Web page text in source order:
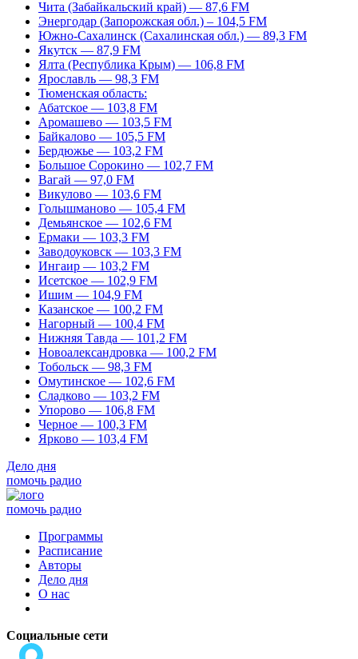
Чита (Забайкальский край) — 87,6 FM
Энергодар (Запорожская обл.) – 104,5 FM
Южно-Сахалинск (Сахалинская обл.) — 89,3 FM
Якутск — 87,9 FM
Ялта (Республика Крым) — 106,8 FM
Ярославль — 98,3 FM
Тюменская область:
Абатское — 103,8 FM
Аромашево — 103,5 FM
Байкалово — 105,5 FM
Бердюжье — 103,2 FM
Большое Сорокино — 102,7 FM
Вагай — 97,0 FM
Викулово — 103,6 FM
Голышманово — 105,4 FM
Демьянское — 102,6 FM
Ермаки — 103,3 FM
Заводоуковск — 103,3 FM
Ингаир — 103,2 FM
Исетское — 102,9 FM
Ишим — 104,9 FM
Казанское — 100,2 FM
Нагорный — 100,4 FM
Нижняя Тавда — 101,2 FM
Новоалександровка — 100,2 FM
Тобольск — 98,3 FM
Омутинское — 102,6 FM
Сладково — 103,2 FM
Упорово — 106,8 FM
Черное — 100,3 FM
Ярково — 103,4 FM
Дело дня
помочь радио
помочь радио
Программы
Расписание
Авторы
Дело дня
О нас
Социальные сети